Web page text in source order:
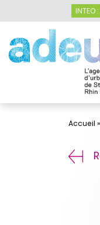
Accueil »
Panneau de